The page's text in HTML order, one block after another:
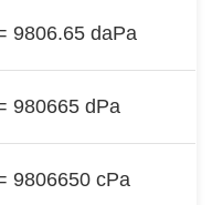
9806.65 daPa
980665 dPa
9806650 cPa